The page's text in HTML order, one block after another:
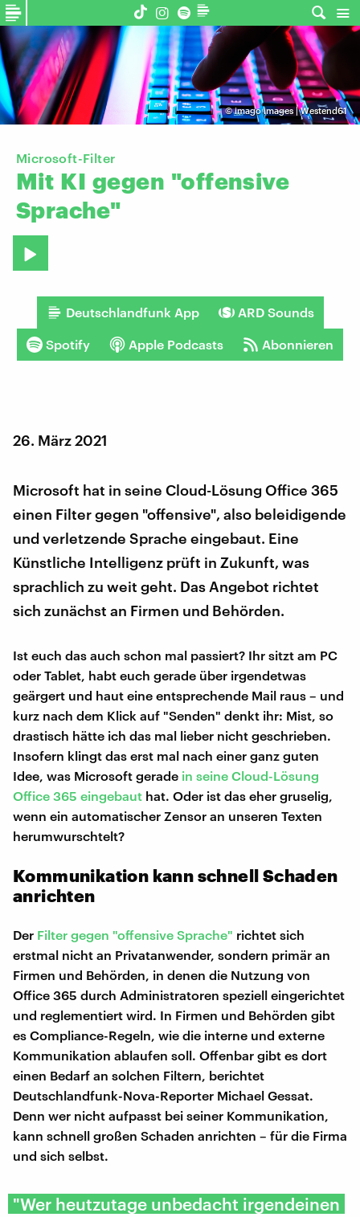
©imago images | Westend61
Microsoft-Filter
Mit KI gegen "offensive
Sprache"
Deutschlandfunk App ARD Sounds
Spotify Apple Podcasts Abonnieren
26. März 2021
Microsoft hat in seine Cloud-Lösung Office 365
einen Filter gegen "offensive", also beleidigende
und verletzende Sprache eingebaut. Eine
Künstliche Intelligenz prüft in Zukunft, was
sprachlich zu weit geht. Das Angebot richtet
sich zunächst an Firmen und Behörden.
Ist euch das auch schon mal passiert? Ihr sitzt am PC
oder Tablet, habt euch gerade über irgendetwas
geärgert und haut eine entsprechende Mail raus – und
kurz nach dem Klick auf "Senden" denkt ihr: Mist, so
drastisch hätte ich das mal lieber nicht geschrieben.
Insofern klingt das erst mal nach einer ganz guten
Idee, was Microsoft gerade in seine Cloud-Lösung
Office 365 eingebaut hat. Oder ist das eher gruselig,
wenn ein automatischer Zensor an unseren Texten
herumwurschtelt?
Kommunikation kann schnell Schaden
anrichten
Der Filter gegen "offensive Sprache" richtet sich
erstmal nicht an Privatanwender, sondern primär an
Firmen und Behörden, in denen die Nutzung von
Office 365 durch Administratoren speziell eingerichtet
und reglementiert wird. In Firmen und Behörden gibt
es Compliance-Regeln, wie die interne und externe
Kommunikation ablaufen soll. Offenbar gibt es dort
einen Bedarf an solchen Filtern, berichtet
Deutschlandfunk-Nova-Reporter Michael Gessat.
Denn wer nicht aufpasst bei seiner Kommunikation,
kann schnell großen Schaden anrichten – für die Firma
und sich selbst.
"Wer heutzutage unbedacht irgendeinen